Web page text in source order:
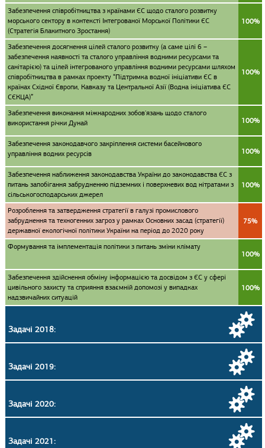
Забезпечення співробітництва з країнами ЄС щодо сталого розвитку
морського сектору в контексті Інтегрованої Морської Політики ЄС
(Стратегія Блакитного Зростання)
100%
Забезпечення досягнення цілей сталого розвитку (а саме цілі 6 –
забезпечення наявності та сталого управління водними ресурсами та
санітарією) та цілей інтегрованого управління водними ресурсами шляхом
співробітництва в рамках проекту “Підтримка водної ініціативи ЄС в
країнах Східної Європи, Кавказу та Центральної Азії (Водна ініціатива ЄС
СЄКЦА)”
100%
Забезпечення виконання міжнародних зобов'язань щодо сталого
використання річки Дунай
100%
Забезпечення законодавчого закріплення системи басейнового
управління водних ресурсів
100%
Забезпечення наближення законодавства України до законодавства ЄС з
питань запобігання забрудненню підземних і поверхневих вод нітратами з
сільськогосподарських джерел
100%
Розроблення та затвердження стратегії в галузі промислового
забруднення та техногенних загроз у рамках Основних засад (стратегії)
державної екологічної політики України на період до 2020 року
75%
Формування та імплементація політики з питань зміни клімату
100%
Забезпечення здійснення обміну інформацією та досвідом з ЄС у сфері
цивільного захисту та сприяння взаємній допомозі у випадках
надзвичайних ситуацій
100%
Задачі 2018:
Задачі 2019:
Задачі 2020:
Задачі 2021: